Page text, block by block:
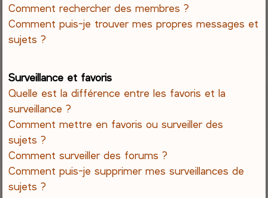
Comment rechercher des membres ?
Comment puis-je trouver mes propres messages et
sujets ?
Surveillance et favoris
Quelle est la différence entre les favoris et la
surveillance ?
Comment mettre en favoris ou surveiller des
sujets ?
Comment surveiller des forums ?
Comment puis-je supprimer mes surveillances de
sujets ?